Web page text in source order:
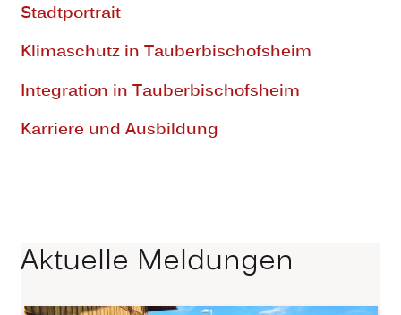
Stadtportrait
Klimaschutz in Tauberbischofsheim
Integration in Tauberbischofsheim
Karriere und Ausbildung
Aktuelle Meldungen